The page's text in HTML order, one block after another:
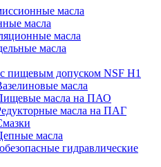
масла
масла
масла
масла
пищевым допуском NSF H1
масла
масла на ПАО
масла на ПАГ
масла
гидравлические